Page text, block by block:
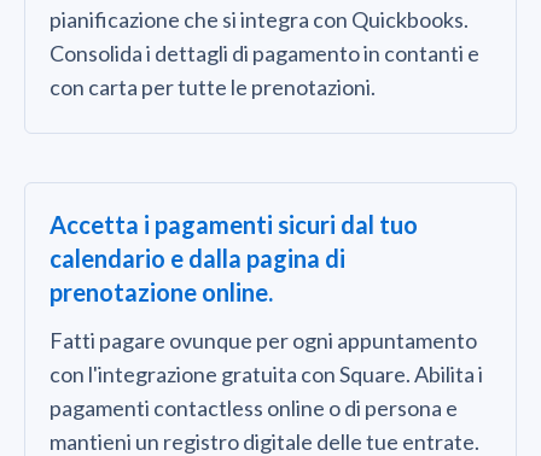
pianificazione che si integra con Quickbooks.
Consolida i dettagli di pagamento in contanti e
con carta per tutte le prenotazioni.
Accetta i pagamenti sicuri dal tuo
calendario e dalla pagina di
prenotazione online.
Fatti pagare ovunque per ogni appuntamento
con l'integrazione gratuita con Square. Abilita i
pagamenti contactless online o di persona e
mantieni un registro digitale delle tue entrate.